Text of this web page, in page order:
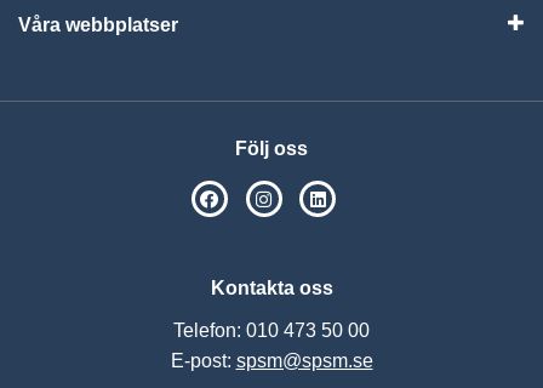
Våra webbplatser
Följ oss
SPSM på Facebook
SPSM på Instagram
Kontakta oss
Telefon: 010 473 50 00
E-post: spsm@spsm.se